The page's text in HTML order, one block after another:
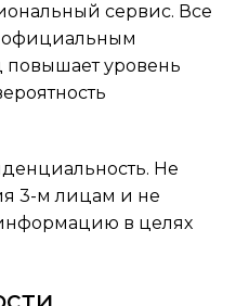
сервис. Все
официальным
повышает уровень
Не
3-м лицам и не
в целях